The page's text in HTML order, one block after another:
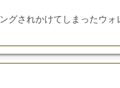
グされかけてしまったウ